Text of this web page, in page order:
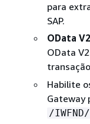
para
SAP.
OData
OData
transação
Habilite
Gateway
/IWFND/